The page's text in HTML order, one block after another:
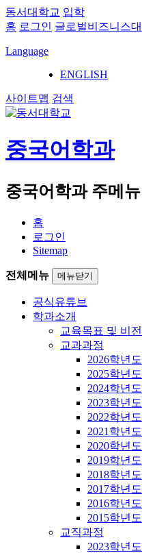
동서대학교 입학
홈 로그인 글로벌비즈니스
Language
ENGLISH
사이트맵 검색
중국어학과
중국어학과 주메뉴
홈
로그인
Sitemap
전체메뉴 메뉴닫기
공식유튜브
학과소개
교육목표 및 비전
교과과정
2026학년
2025학년
2024학년
2023학년
2022학년
2021학년
2020학년
2019학년
2018학년
2017학년
2016학년
2015학년
교직과정
2023학년